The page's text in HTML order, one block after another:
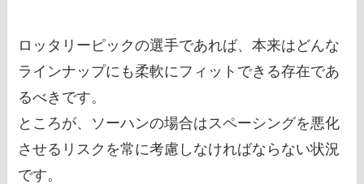
ロッタリーピックの選手であれば、本来はどんな
ラインナップにも柔軟にフィットできる存在であ
るべきです。
ところが、ソーハンの場合はスペーシングを悪化
させるリスクを常に考慮しなければならない状況
です。